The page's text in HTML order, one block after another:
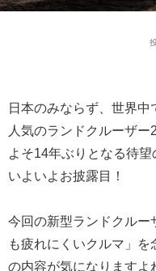
日本のみならず、世界
人気のランドクルーザ
よそ14年ぶりとなる待
いよいよお披露目！
今回の新型ランドクルー
も疲れにくいクルマ」
の内容が気になりますよ